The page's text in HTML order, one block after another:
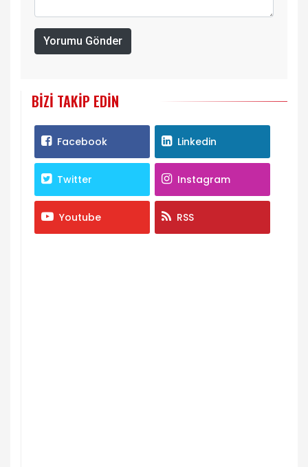
Yorumu Gönder
BIZI TAKIP EDIN
Facebook Linkedin
Twitter Instagram
Youtube RSS